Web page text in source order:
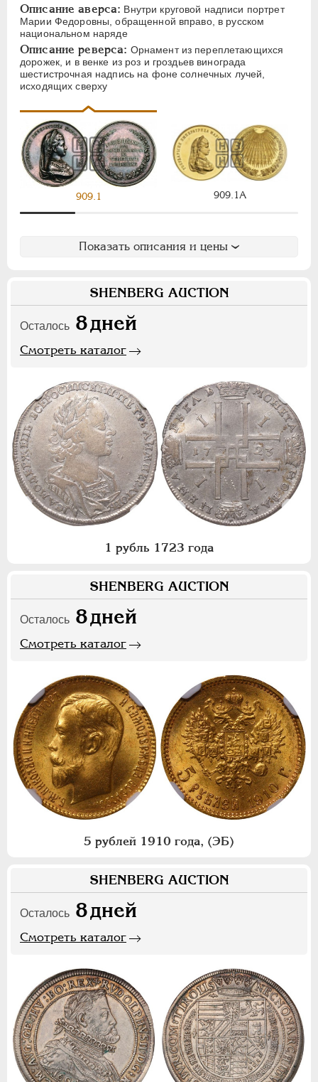
Описание аверса: Внутри круговой надписи портрет
Марии Федоровны, обращенной вправо, в русском
национальном наряде
Описание реверса: Орнамент из переплетающихся
дорожек, и в венке из роз и гроздьев винограда
шестистрочная надпись на фоне солнечных лучей,
исходящих сверху
909.1 909.1A
Показать описания и цены
SHENBERG AUCTION
Осталось 8дней
Смотреть каталог
1 рубль 1723 года
SHENBERG AUCTION
Осталось 8дней
Смотреть каталог
5 рублей 1910 года, (ЭБ)
SHENBERG AUCTION
Осталось 8дней
Смотреть каталог
A C E F H I J K
M
R S T
Русская надпись
М
Ф
Х Э
Цифры
7
НИКОЛАЙ II